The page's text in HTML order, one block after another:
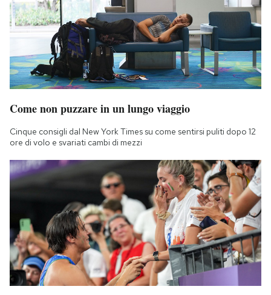
Come non puzzare in un lungo viaggio
Cinque consigli dal New York Times su come sentirsi puliti dopo 12
ore di volo e svariati cambi di mezzi